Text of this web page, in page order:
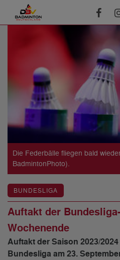
Die Federbälle fliegen bald
BadmintonPhoto).
BUNDESLIGA
Auftakt der
Wochenende
Auftakt der Saison 2023/
Bundesliga am 23.